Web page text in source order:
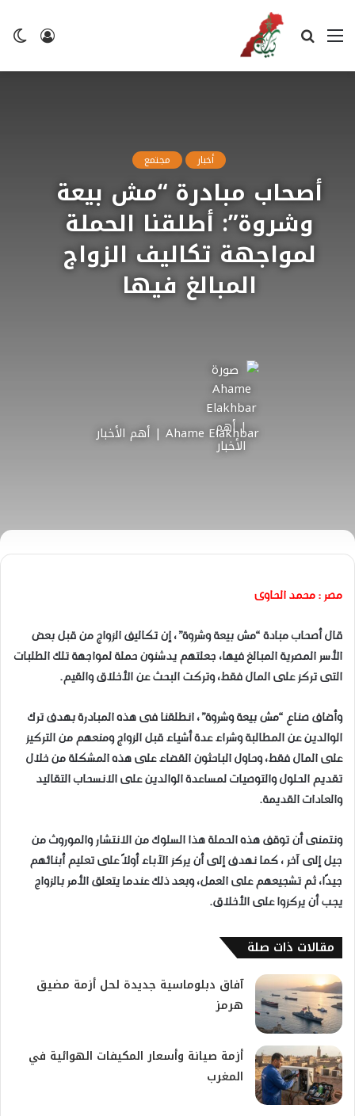
تسجيل
القائمة بحث
أخبار مجتمع
أصحاب مبادرة “مش بيعة
وشروة”: أطلقنا الحملة
لمواجهة تكاليف الزواج
المبالغ فيها
Ahame Elakhbar | أهم الأخبار
مصر : محمد الحاوى
قال أصحاب مبادة “مش بيعة وشروة”، إن تكاليف الزواج من قبل بعض
الأسر المصرية المبالغ فيها، جعلتهم يدشنون حملة لمواجهة تلك الطلبات
التى تركز على المال فقط، وتركت البحث عن الأخلاق والقيم.
وأضاف صناع “مش بيعة وشروة”، انطلقنا فى هذه المبادرة بهدف ترك
الوالدين عن المطالبة وشراء عدة أشياء قبل الزواج ومنعهم من التركيز
على المال فقط، وحاول الباحثون القضاء على هذه المشكلة من خلال
تقديم الحلول والتوصيات لمساعدة الوالدين على الانسحاب التقاليد
والعادات القديمة.
ونتمنى أن توقف هذه الحملة هذا السلوك من الانتشار والموروث من
جيل إلى آخر ، كما نهدف إلى أن يركز الآباء أولاً على تعليم أبنائهم
جيدًا، ثم تشجيعهم على العمل، وبعد ذلك عندما يتعلق الأمر بالزواج
يجب أن يركزوا على الأخلاق.
مقالات ذات صلة
آفاق دبلوماسية جديدة لحل أزمة مضيق
هرمز
أزمة صيانة وأسعار المكيفات الهوائية في
المغرب